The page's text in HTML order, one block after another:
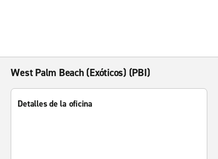
West Palm Beach (Exóticos) (PBI)
Detalles de la oficina